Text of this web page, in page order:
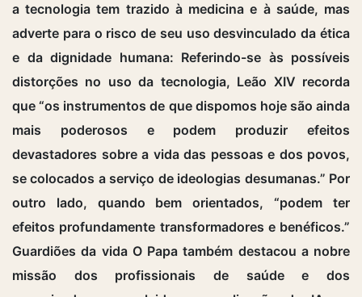
a tecnologia tem trazido à medicina e à saúde, mas
adverte para o risco de seu uso desvinculado da ética
e da dignidade humana: Referindo-se às possíveis
distorções no uso da tecnologia, Leão XIV recorda
que “os instrumentos de que dispomos hoje são ainda
mais poderosos e podem produzir efeitos
devastadores sobre a vida das pessoas e dos povos,
se colocados a serviço de ideologias desumanas.” Por
outro lado, quando bem orientados, “podem ter
efeitos profundamente transformadores e benéficos.”
Guardiões da vida O Papa também destacou a nobre
missão dos profissionais de saúde e dos